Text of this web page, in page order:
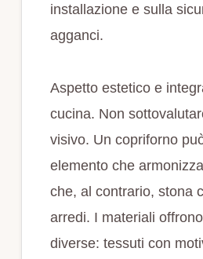
installazione e sulla
agganci.
Aspetto estetico e
cucina. Non
visivo. Un copriforno
elemento che
che, al contrario, stona
arredi. I materiali
diverse: tessuti con